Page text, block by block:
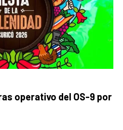
operativo del OS-9 por